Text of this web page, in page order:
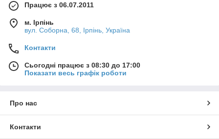
Працює з 06.07.2011
м. Ірпінь
вул. Соборна, 68, Ірпінь, Україна
Контакти
Сьогодні працює з 08:30 до 17:00
Показати весь графік роботи
Про нас
Контакти